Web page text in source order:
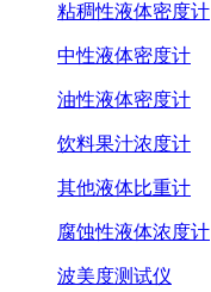
粘稠性液体密度计
中性液体密度计
油性液体密度计
饮料果汁浓度计
其他液体比重计
腐蚀性液体浓度计
波美度测试仪